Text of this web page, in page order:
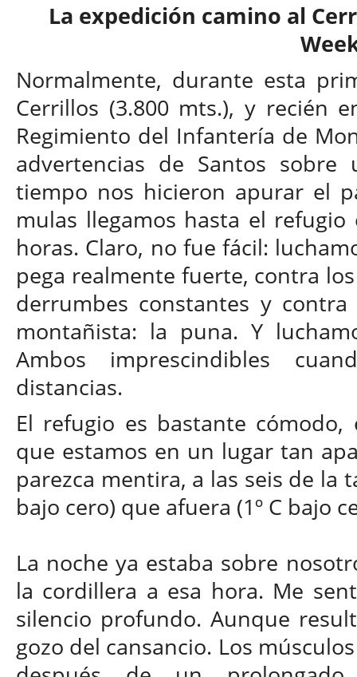
La expedición camino al
Normalmente, durante esta
Cerrillos (3.800 mts.), y recién
Regimiento del Infantería de
advertencias de Santos
tiempo nos hicieron apurar el
mulas llegamos hasta el
horas. Claro, no fue fácil:
pega realmente fuerte, contra
derrumbes constantes y
montañista: la puna. Y
Ambos imprescindibles
distancias.
El refugio es bastante
que estamos en un lugar tan
parezca mentira, a las seis de la
bajo cero) que afuera (1º C bajo
La noche ya estaba sobre
la cordillera a esa hora. Me
silencio profundo. Aunque
gozo del cansancio. Los